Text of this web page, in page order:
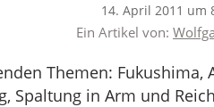
14. April 2011 um
Ein Artikel von:
Themen: Fukushima,
Spaltung in Arm und